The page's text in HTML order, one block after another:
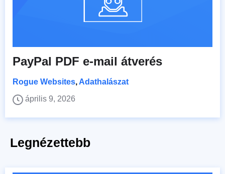
PayPal PDF e-mail átverés
Rogue Websites, Adathalászat
április 9, 2026
Legnézettebb